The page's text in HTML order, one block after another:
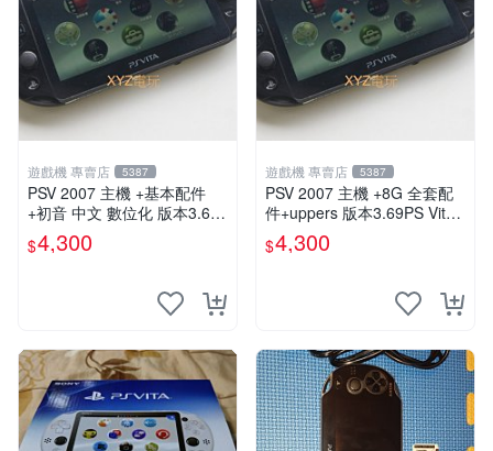
遊戲機 專賣店 5387
PSV 2007 主機 +基本配件
+初音 中文 數位化 版本3.69
PS Vita2007 保修一年 85成
新
$4,300
遊戲機 專賣店 5387
PSV 2007 主機 +8G 全套配
件+uppers 版本3.69PS Vita2
$4,300